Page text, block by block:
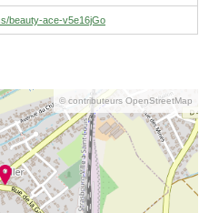
beauty-ace-v5e16jGo
© contributeurs OpenStreetMap